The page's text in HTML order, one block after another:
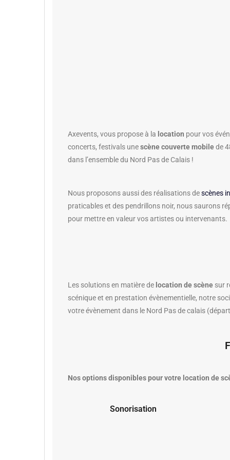
Axevents, vous propose à la location pour vos
concerts, festivals unescène couverte mobilede
dans l’ensemble du Nord Pas de Calais !
Nous proposons aussi des réalisations descènes
praticables et des pendrillons noir, nous saurons
pour mettre en valeur vos artistes ou intervenants.
Les solutions en matière de location de scène sur
scénique et en prestation évènementielle, notre
votre évènement dans le Nord Pas de calais
Nos options disponibles pour votre location de
Sonorisation